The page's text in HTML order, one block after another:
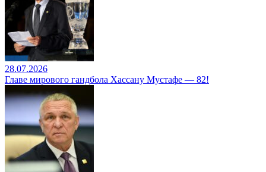
28.07.2026
Главе мирового гандбола Хассану Мустафе — 82!